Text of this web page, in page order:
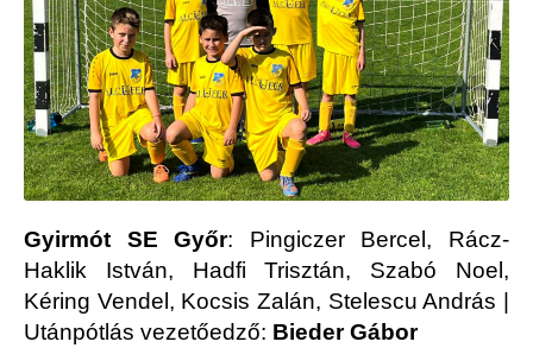
Gyirmót SE Győr: Pingiczer Bercel, Rácz-
Haklik István, Hadfi Trisztán, Szabó Noel,
Kéring Vendel, Kocsis Zalán, Stelescu András |
Utánpótlás vezetőedző: Bieder Gábor